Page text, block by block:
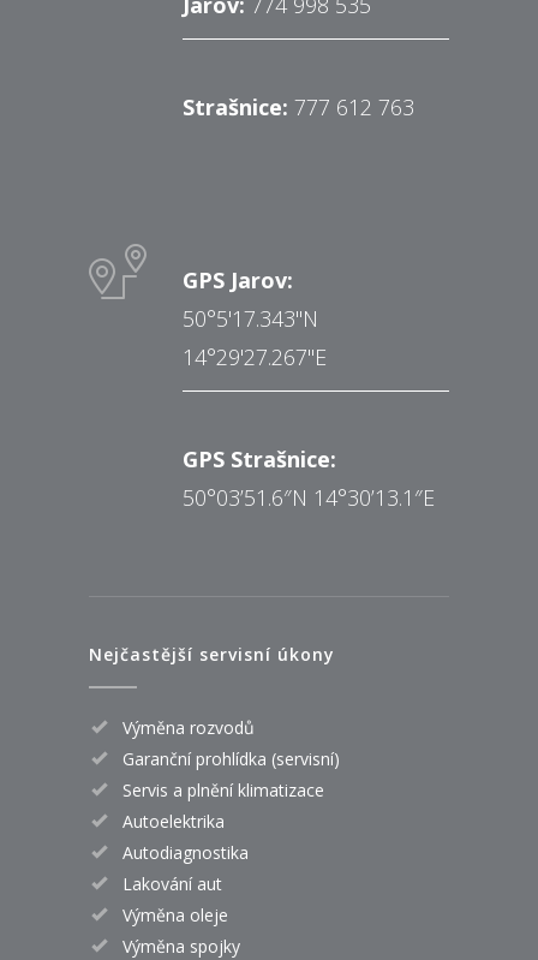
Strašnice: 777 612 763
GPS Jarov:
50°5'17.343"N
14°29'27.267"E
GPS Strašnice:
50°03’51.6″N 14°30’13.1″E
Nejčastější servisní úkony
Výměna rozvodů
Garanční prohlídka (servisní)
Servis a plnění klimatizace
Autoelektrika
Autodiagnostika
Lakování aut
Výměna oleje
Výměna spojky